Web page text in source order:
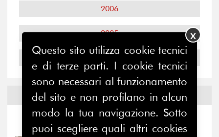
2006
2005
Notizie edEventi
Eventi
Questo sito utilizza cookie tecnici
e di terze parti. I cookie tecnici
sono necessari al funzionamento
del sito e non profilano in alcun
modo la tua navigazione. Sotto
puoi scegliere quali altri cookies
X